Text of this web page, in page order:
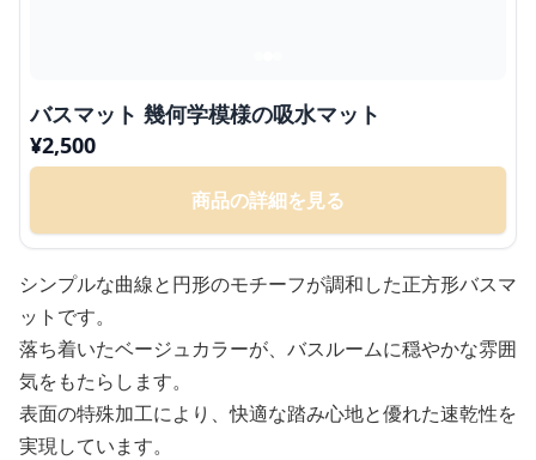
バスマット 幾何学模様の吸水マット
¥2,500
商品の詳細を見る
シンプルな曲線と円形のモチーフが調和した正方形バスマ
ットです。
落ち着いたベージュカラーが、バスルームに穏やかな雰囲
気をもたらします。
表面の特殊加工により、快適な踏み心地と優れた速乾性を
実現しています。